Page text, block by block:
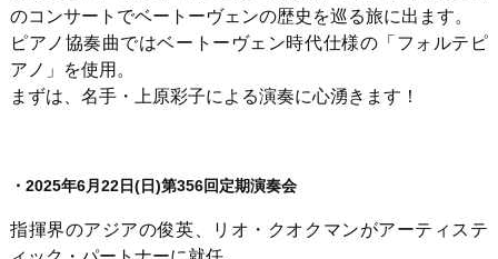
のコンサートでベートーヴェンの歴史を巡る旅に出ます。
ピアノ協奏曲ではベートーヴェン時代仕様の「フォルテピ
アノ」を使用。
まずは、名手・上原彩子による演奏に心湧きます！
・2025年6月22日(日)第356回定期演奏会
指揮界のアジアの俊英、リオ・クオクマンがアーティステ